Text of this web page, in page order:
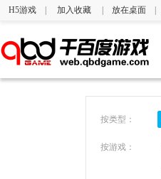
H5游戏 加入收藏 放在桌面
按类型：
按游戏：